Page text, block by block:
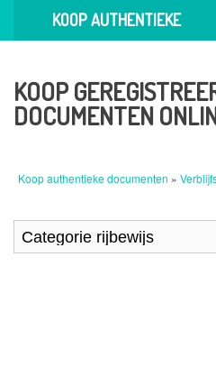
KOOP AUTHENTIEKE
KOOP
DOCUMENTEN
Koop authentieke documenten »